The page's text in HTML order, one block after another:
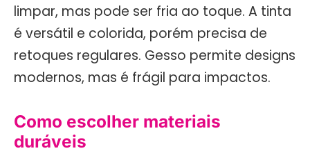
limpar, mas pode ser fria ao toque. A tinta
é versátil e colorida, porém precisa de
retoques regulares. Gesso permite designs
modernos, mas é frágil para impactos.
Como escolher materiais
duráveis